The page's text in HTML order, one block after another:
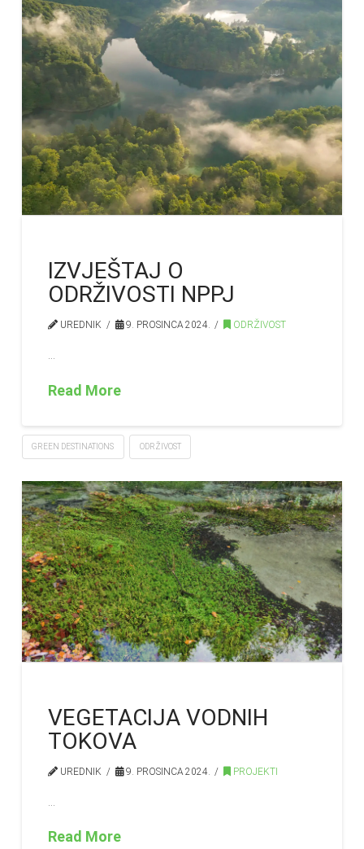
IZVJEŠTAJ O
ODRŽIVOSTI NPPJ
UREDNIK 9. PROSINCA 2024. ODRŽIVOST
…
Read More
GREEN DESTINATIONS ODRŽIVOST
VEGETACIJA VODNIH
TOKOVA
UREDNIK 9. PROSINCA 2024. PROJEKTI
Read More